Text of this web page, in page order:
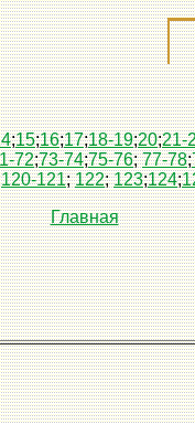
;15;16;17;18-19;20;21-
72;73-74;75-76; 77-78;
120-121; 122;123;124;
Главная